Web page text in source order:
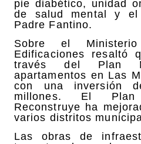
pie diabético, unidad
de salud mental y el
Padre Fantino.
Sobre el
Edificaciones resaltó
través del Plan
apartamentos en Las
con una inversión
millones. El Plan
Reconstruye ha
varios distritos
Las obras de